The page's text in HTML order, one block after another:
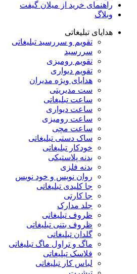
راهنمای خرید از میلان گیفت
وبلاگ
هدایای تبلیغاتی
تقویم و سررسید تبلیغاتی
سررسید
تقویم رومیزی
تقویم دیواری
هدایای ویژه مدیران
ست مدیریتی
ساعت تبلیغاتی
ساعت دیواری
ساعت رومیزی
ساعت مچی
ساک دستی تبلیغاتی
خودکار تبلیغاتی
بدنه پلاستیکی
بدنه فلزی
روان نویس و خود نویس
جا کلیدی تبلیغاتی
جا کارتی
جلد مدارک
ظروف تبلیغاتی
ظروف بتنی تبلیغاتی
گلدان تبلیغاتی
ماگ و تراول ماگ تبلیغاتی
فلاسک تبلیغاتی
لباس کار تبلیغاتی